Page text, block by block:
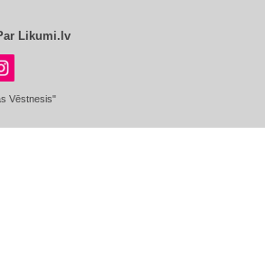
Likumi.lv
Vēstnesis"